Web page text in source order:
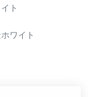
ト
ワイト